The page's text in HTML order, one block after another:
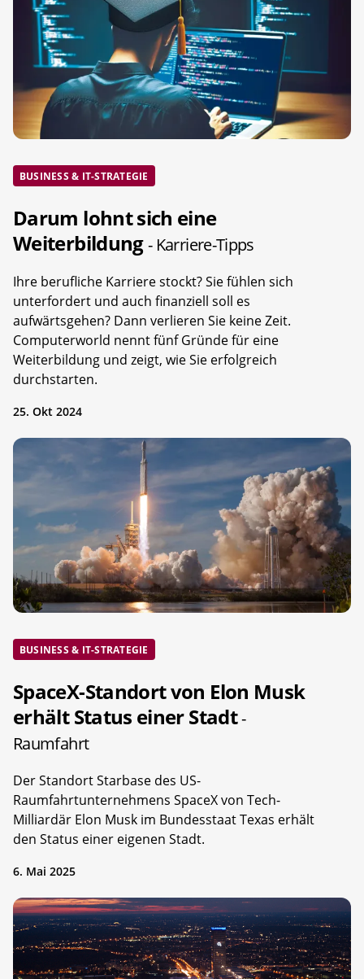
BUSINESS & IT-STRATEGIE
Darum lohnt sich eine
Weiterbildung- Karriere-Tipps
Ihre berufliche Karriere stockt? Sie fühlen sich
unterfordert und auch finanziell soll es
aufwärtsgehen? Dann verlieren Sie keine Zeit.
Computerworld nennt fünf Gründe für eine
Weiterbildung und zeigt, wie Sie erfolgreich
durchstarten.
25. Okt 2024
BUSINESS & IT-STRATEGIE
SpaceX-Standort von Elon Musk
erhält Status einer Stadt-
Raumfahrt
Der Standort Starbase des US-
Raumfahrtunternehmens SpaceX von Tech-
Milliardär Elon Musk im Bundesstaat Texas erhält
den Status einer eigenen Stadt.
6. Mai 2025